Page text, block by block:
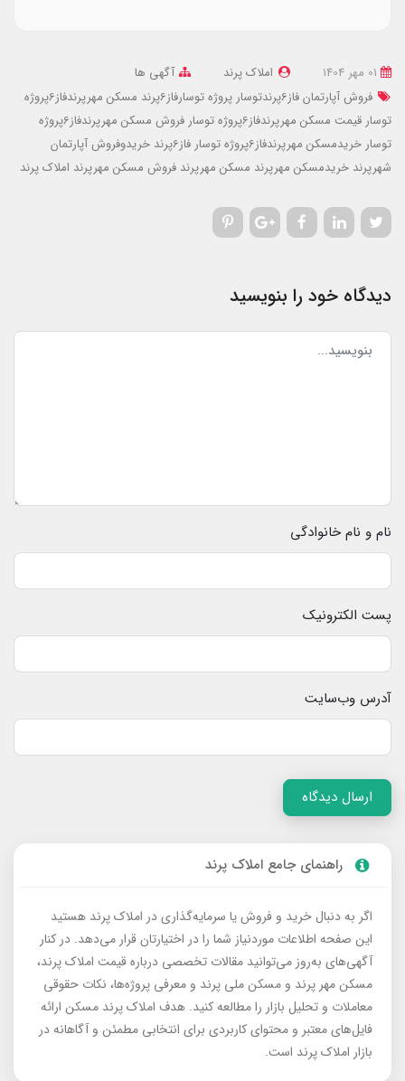
املاک پرند
آگهی ها
فروش آپارتمان فاز6پرندتوسار
پروژه توسارفاز6پرند
مسکن مهرپرندفاز6پروژه
توسار قیمت مسکن مهرپرندفاز6پروژه توسار
فروش مسکن مهرپرندفاز6پروژه
توسار خریدمسکن مهرپرندفاز6پروژه توسار فاز6پرند
خریدوفروش آپارتمان
شهرپرند خریدمسکن مهرپرند مسکن مهرپرند فروش مسکن مهرپرند املاک پرند
دیدگاه خود را بنویسید
نام و نام خانوادگی
پست الکترونیک
آدرس وب‌سایت
ارسال دیدگاه
راهنمای جامع املاک پرند
اگر به دنبال خرید و فروش یا سرمایه‌گذاری در املاک پرند هستید
این صفحه اطلاعات موردنیاز شما را در اختیارتان قرار می‌دهد. در کنار
آگهی‌های به‌روز می‌توانید مقالات تخصصی درباره قیمت املاک پرند،
مسکن مهر پرند و مسکن ملی پرند و معرفی پروژه‌ها، نکات حقوقی
معاملات و تحلیل بازار را مطالعه کنید. هدف املاک پرند مسکن ارائه
فایل‌های معتبر و محتوای کاربردی برای انتخابی مطمئن و آگاهانه در
بازار املاک پرند است.